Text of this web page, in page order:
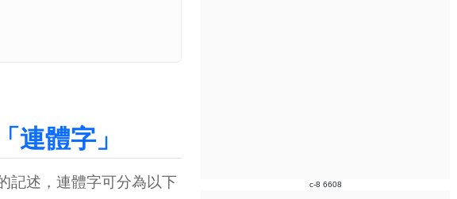
連體字」
記述，連體字可分為以下
c-8 6608